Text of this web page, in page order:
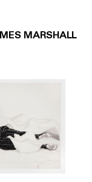
MARSHALL